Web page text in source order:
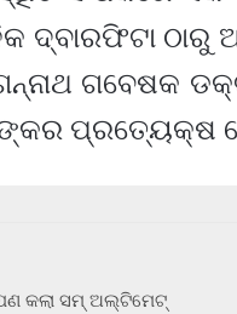
ଦ୍ବାରଫିଟା ଠାରୁ
ଗବେଷକ
ପ୍ରତ୍ୟେକ୍ଷ
କଲା ସମ୍ ଅଲ୍‌ଟିମେଟ୍